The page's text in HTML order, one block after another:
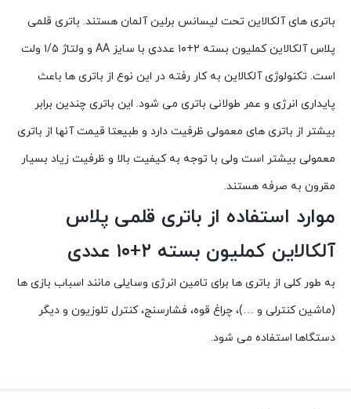
باتری های آلکالاین تحت لیسانس برلین آلمان هستند. باتری قلمی
پلاس آلکالاین کملیون بسته ۲+۱۰ عددی با سایز AA و ولتاژ ۱/۵ ولت
است. تکنولوژی آلکالاین به کار رفته در این نوع از باتری ها باعث
پایداری انرژی و عمر طولانی باتری می شود. این باتری چندین برابر
بیشتر از باتری های معمولی ظرفیت دارد و طبیعتا قیمت آنها از باتری
معمولی بیشتر است ولی با توجه به کیفیت بالا و ظرفیت زیاد بسیار
مقرون به صرفه هستند.
موارد استفاده از باتری قلمی پلاس
آلکالاین کملیون بسته ۲+۱۰ عددی
به طور کلی از باتری ها برای تامین انرژی وسایلی مانند اسباب بازی ها
(ماشین کنترلی و …)، چراغ قوه، فشارسنج، کنترل تلوزیون و دیگر
دستگاها استفاده می شود.